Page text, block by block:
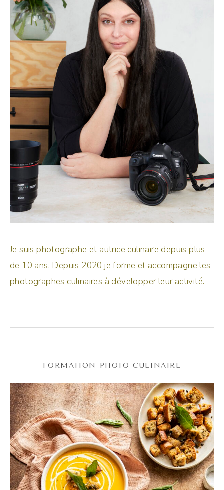
Je suis photographe et autrice culinaire depuis plus
de 10 ans. Depuis 2020 je forme et accompagne les
photographes culinaires à développer leur activité.
FORMATION PHOTO CULINAIRE